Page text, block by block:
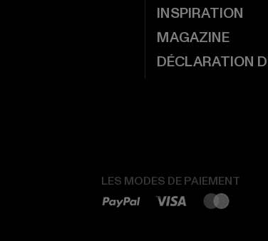
INSPIRATION
MAGAZINE
DÉCLARATION
LES MODES DE PAIEMENT